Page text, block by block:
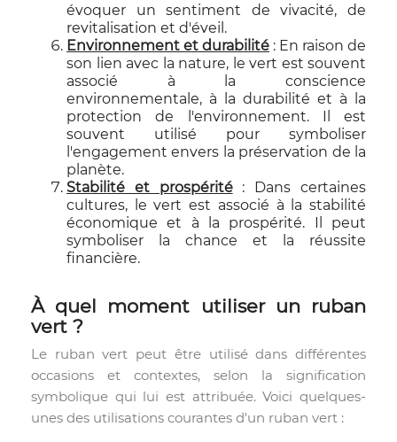
évoquer un sentiment de vivacité, de
revitalisation et d'éveil.
Environnement et durabilité : En raison de
son lien avec la nature, le vert est souvent
associé à la conscience
environnementale, à la durabilité et à la
protection de l'environnement. Il est
souvent utilisé pour symboliser
l'engagement envers la préservation de la
planète.
Stabilité et prospérité: Dans certaines
cultures, le vert est associé à la stabilité
économique et à la prospérité. Il peut
symboliser la chance et la réussite
financière.
À quel moment utiliser un ruban
vert ?
Le ruban vert peut être utilisé dans différentes
occasions et contextes, selon la signification
symbolique qui lui est attribuée. Voici quelques-
unes des utilisations courantes d'un ruban vert :